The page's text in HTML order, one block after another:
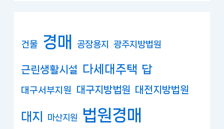
건물 경매 공장용지 광주지방법원
근린생활시설 다세대주택 답
대구서부지원 대구지방법원 대전지방법원
대지 마산지원 법원경매